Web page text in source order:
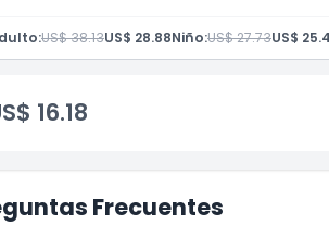
Entradas para el crucero por el río Sena
Entrada al Zoológico Ménagerie
US$ 38.13US$ 28.88Niño:US$ 27.73US$
16.18
Frecuentes